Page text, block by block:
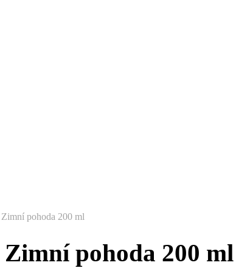
pohoda 200 ml
pohoda 200 ml